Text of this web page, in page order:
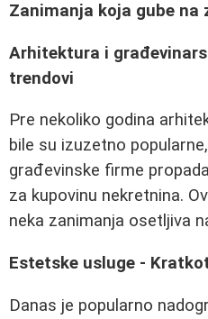
Zanimanja koja gube na
Arhitektura i
trendovi
Pre nekoliko godina
bile su izuzetno
građevinske firme
za kupovinu nekretnina.
neka zanimanja osetljiva
Estetske usluge -
Danas je popularno